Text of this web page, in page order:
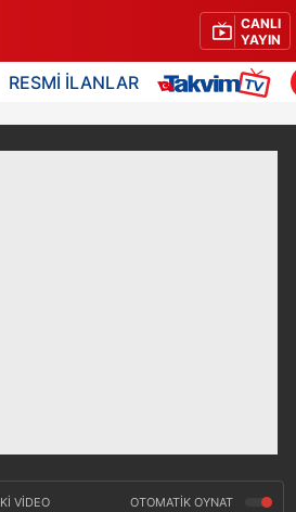
CANLI
YAYIN
RESMİ İLANLAR
VİDEO OTOMATİK OYNAT